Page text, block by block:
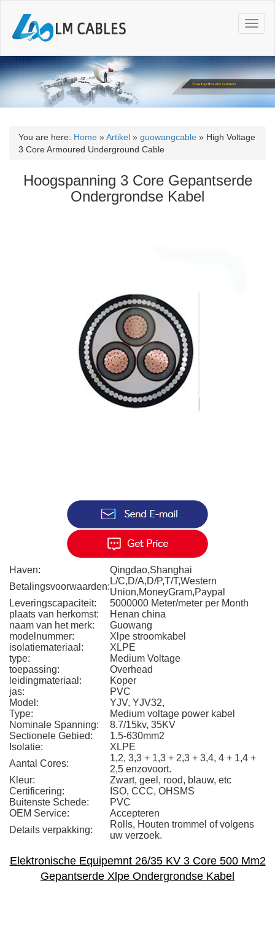
T
o
g
l
n
a
i
i
You are here: Home »Artikel » guowangcable » High Voltage
3 Core Armoured Underground Cable
Hoogspanning 3 Core Gepantserde
Ondergrondse Kabel
Haven:
Qingdao,Shanghai
Betalingsvoorwaarden:
L/C,D/A,D/P,T/T,Western
Union,MoneyGram,Paypal
Leveringscapaciteit:
5000000 Meter/meter per Month
plaats van herkomst:
Henan china
naam van het merk:
Guowang
modelnummer:
Xlpe stroomkabel
isolatiemateriaal:
XLPE
type:
Medium Voltage
toepassing:
Overhead
leidingmateriaal:
Koper
jas:
PVC
Model:
YJV, YJV32,
Type:
Medium voltage power kabel
Nominale Spanning:
8.7/15kv, 35KV
Sectionele Gebied:
1.5-630mm2
Isolatie:
XLPE
Aantal Cores:
1,2, 3,3 + 1,3 + 2,3 + 3,4, 4 + 1,4 +
2,5 enzovoort.
Kleur:
Zwart, geel, rood, blauw, etc
Certificering:
ISO, CCC, OHSMS
Buitenste Schede:
PVC
OEM Service:
Accepteren
Details verpakking:
Rolls, Houten trommel of volgens
uw verzoek.
Elektronische Equipemnt 26/35 KV 3 Core 500 Mm2
Gepantserde Xlpe Ondergrondse Kabel